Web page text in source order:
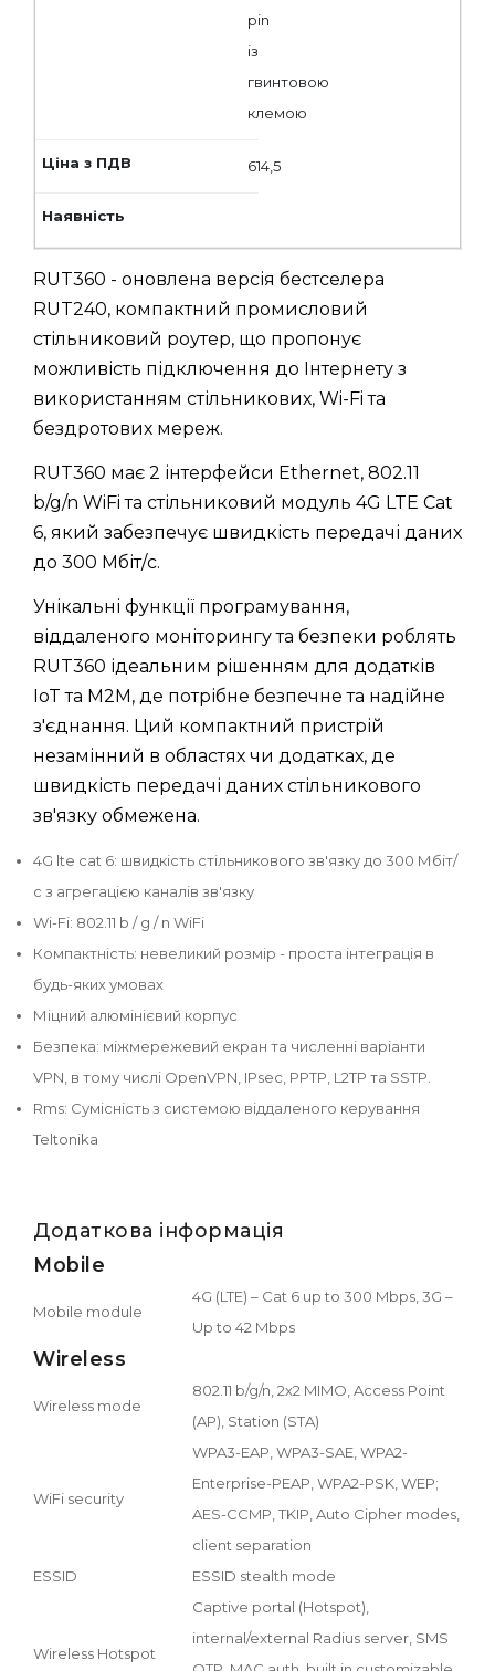
pin
із
гвинтовою
клемою
614,5
RUT360 - оновлена версія бестселера
RUT240, компактний промисловий
стільниковий роутер, що пропонує
можливість підключення до Інтернету з
використанням стільникових, Wi-Fi та
бездротових мереж.
RUT360 має 2 інтерфейси Ethernet, 802.11
b/g/n WiFi та стільниковий модуль 4G LTE Cat
6, який забезпечує швидкість передачі даних
до 300 Мбіт/с.
Унікальні функції програмування,
віддаленого моніторингу та безпеки роблять
RUT360 ідеальним рішенням для додатків
IoT та M2M, де потрібне безпечне та надійне
з'єднання. Ций компактний пристрій
незамінний в областях чи додатках, де
швидкість передачі даних стільникового
зв'язку обмежена.
4G lte cat 6: швидкість стільникового зв'язку до 300 Мбіт/
с з агрегацією каналів зв'язку
Wi-Fi: 802.11 b / g / n WiFi
Компактність: невеликий розмір - проста інтеграція в
будь-яких умовах
Міцний алюмінієвий корпус
Безпека: міжмережевий екран та численні варіанти
VPN, в тому числі OpenVPN, IPsec, PPTP, L2TP та SSTP.
Rms: Сумісність з системою віддаленого керування
Teltonika
Додаткова інформація
Mobile
Mobile module
4G (LTE) – Cat 6 up to 300 Mbps, 3G –
Up to 42 Mbps
Wireless
Wireless mode
802.11 b/g/n, 2x2 MIMO, Access Point
(AP), Station (STA)
WiFi security
WPA3-EAP, WPA3-SAE, WPA2-
Enterprise-PEAP, WPA2-PSK, WEP;
AES-CCMP, TKIP, Auto Cipher modes,
client separation
ESSID
ESSID stealth mode
Wireless Hotspot
Captive portal (Hotspot),
internal/external Radius server, SMS